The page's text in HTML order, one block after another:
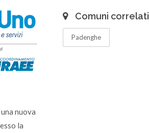
nuova
la
Comuni correlati
Padenghe